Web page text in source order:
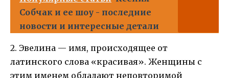
Собчак и ее шоу - последние
новости и интересные детали
2. Эвелина — имя, происходящее от
латинского слова «красивая». Женщины с
этим именем обладают неповторимой